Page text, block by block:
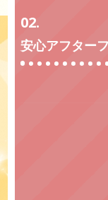
02.
安心アフター